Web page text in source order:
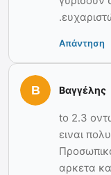
Απάντηση
Βαγγέλης
to 2.3
ειναι
αρκετα